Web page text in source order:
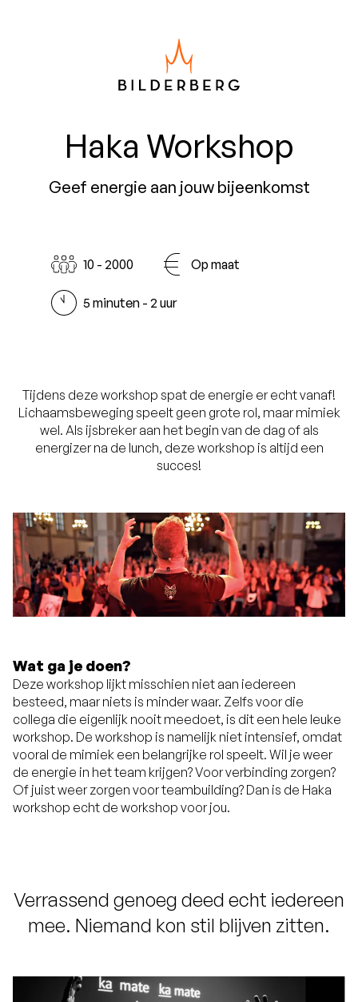
Haka Workshop
Geef energie aan jouw bijeenkomst
10 - 2000 Op maat
5 minuten - 2 uur
Tijdens deze workshop spat de energie er echt vanaf!
Lichaamsbeweging speelt geen grote rol, maar mimiek
wel. Als ijsbreker aan het begin van de dag of als
energizer na de lunch, deze workshop is altijd een
succes!
Wat ga je doen?
Deze workshop lijkt misschien niet aan iedereen
besteed, maar niets is minder waar. Zelfs voor die
collega die eigenlijk nooit meedoet, is dit een hele leuke
workshop. De workshop is namelijk niet intensief, omdat
vooral de mimiek een belangrijke rol speelt. Wil je weer
de energie in het team krijgen? Voor verbinding zorgen?
Of juist weer zorgen voor teambuilding? Dan is de Haka
workshop echt de workshop voor jou.
Verrassend genoeg deed echt iedereen
mee. Niemand kon stil blijven zitten.